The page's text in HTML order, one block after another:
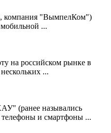
компания "ВымпелКом")
...
на российском рынке в
...
(ранее назывались
и смартфоны ...